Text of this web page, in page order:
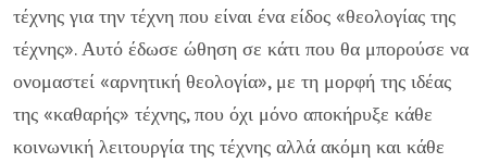
τέχνης για την τέχνη που είναι ένα είδος «θεολογίας της
τέχνης». Αυτό έδωσε ώθηση σε κάτι που θα μπορούσε να
ονομαστεί «αρνητική θεολογία», με τη μορφή της ιδέας
της «καθαρής» τέχνης, που όχι μόνο αποκήρυξε κάθε
κοινωνική λειτουργία της τέχνης αλλά ακόμη και κάθε